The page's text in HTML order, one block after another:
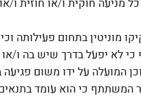
כל מניעה חוקית ו/או
מוניטין בתחום פעילותה
לא יפעל בדרך שיש בה ו/